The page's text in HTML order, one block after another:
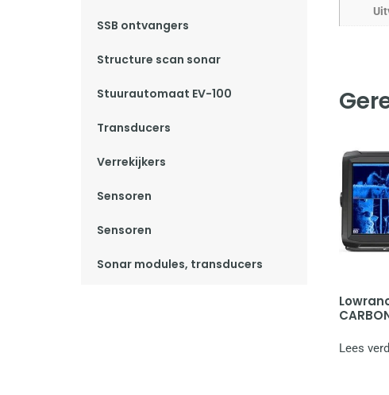
SSB ontvangers
Structure scan sonar
Stuurautomaat EV-100
Transducers
Verrekijkers
Sensoren
Sensoren
Sonar modules, transducers
Lees